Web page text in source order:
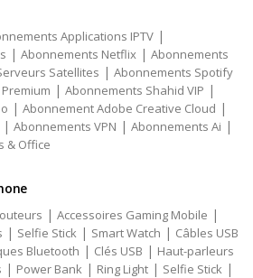
Applications IPTV |
| Abonnements Netflix | Abonnements
Satellites | Abonnements Spotify
| Abonnements Shahid VIP |
| Abonnement Adobe Creative Cloud |
| Abonnements VPN | Abonnements Ai |
& Office
| Accessoires Gaming Mobile |
| Selfie Stick | Smart Watch | Câbles USB
Bluetooth | Clés USB | Haut-parleurs
| Power Bank | Ring Light | Selfie Stick |